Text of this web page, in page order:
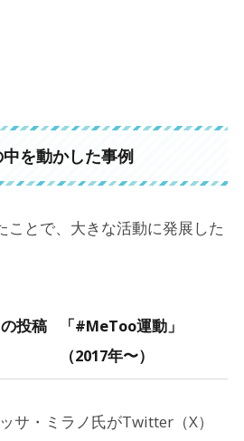
を動かした事例
ことで、大きな活動に発展した
投稿
「#MeToo運動」
（2017年〜）
サ・ミラノ氏がTwitter（X）